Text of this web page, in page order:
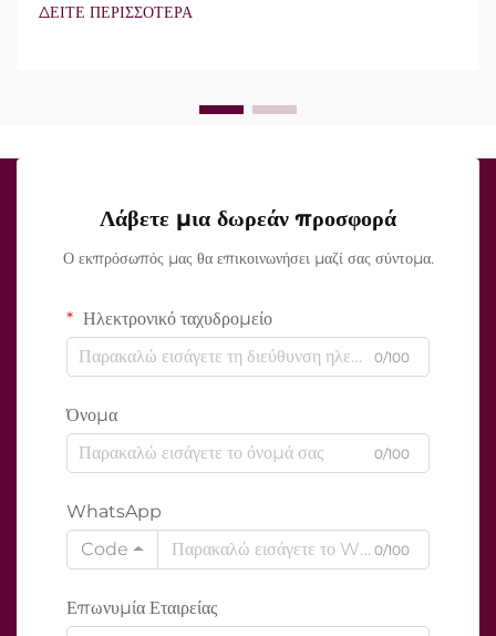
χαρακτηριστικά υπάρχουν, αλλά πώς λειτουργούν ακριβώς κατά
ΔΕΙΤΕ ΠΕΡΙΣΣΟΤΕΡΑ
Λάβετε μια δωρεάν προσφορά
Ο εκπρόσωπός μας θα επικοινωνήσει μαζί σας σύντομα.
Ηλεκτρονικό ταχυδρομείο
0/100
Όνομα
0/100
WhatsApp
Code
0/100
Επωνυμία Εταιρείας